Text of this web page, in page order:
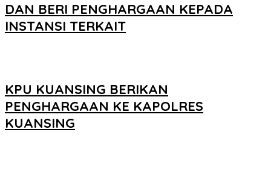
DAN BERI PENGHARGAAN KEPADA
INSTANSI TERKAIT
KPU KUANSING BERIKAN
PENGHARGAAN KE KAPOLRES
KUANSING